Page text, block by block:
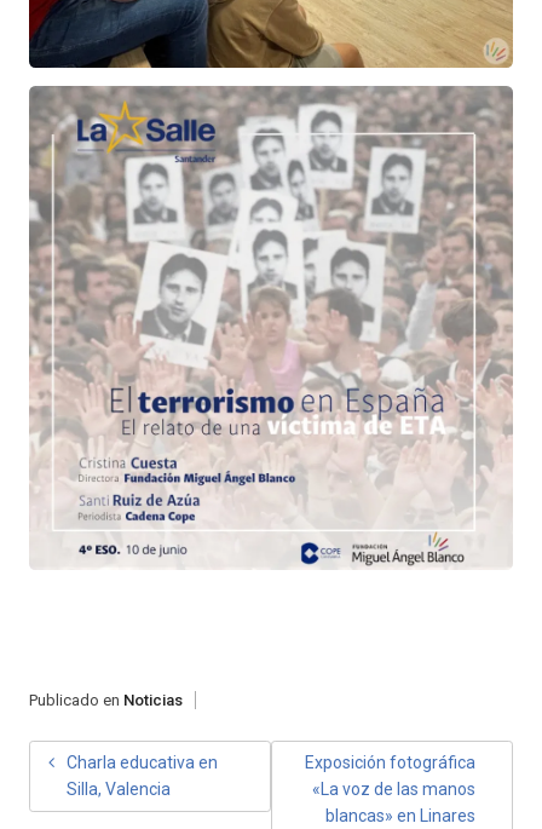
Publicado en Noticias
NAVEGACIÓN
DE
Charla educativa en
Silla, Valencia
Exposición fotográfica
«La voz de las manos
blancas» en Linares